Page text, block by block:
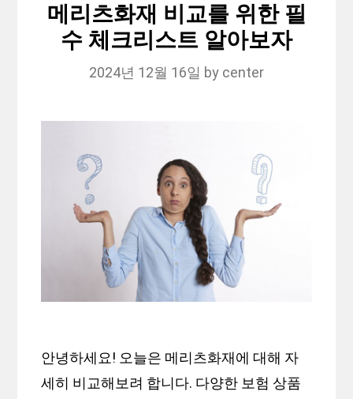
메리츠화재 비교를 위한 필
수 체크리스트 알아보자
2024년 12월 16일 by center
안녕하세요! 오늘은 메리츠화재에 대해 자
세히 비교해보려 합니다. 다양한 보험 상품